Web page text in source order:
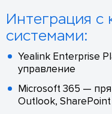
Интеграция с
системами:
Yealink Enterprise
управление
Microsoft 365 —
Outlook, SharePoint